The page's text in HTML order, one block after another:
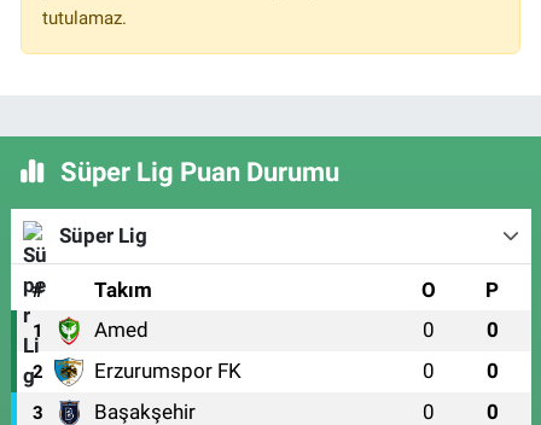
tutulamaz.
Süper Lig Puan Durumu
Süper Lig
# Takım O P
1 Amed 0 0
2 Erzurumspor FK 0 0
3 Başakşehir 0 0